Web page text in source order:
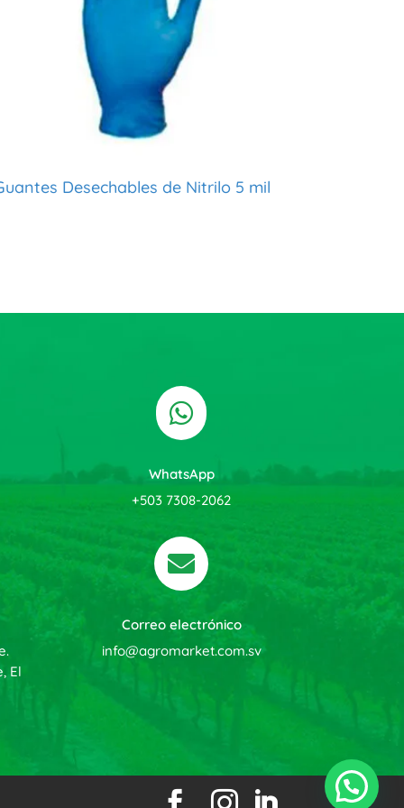
Desechables de Nitrilo 5 mil
El

WhatsApp
+503 7308-2062

Correo electrónico
info@agromarket.com.sv